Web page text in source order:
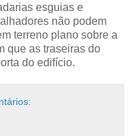
esguias e
não podem
terreno plano sobre a
que as traseiras do
do edifício.